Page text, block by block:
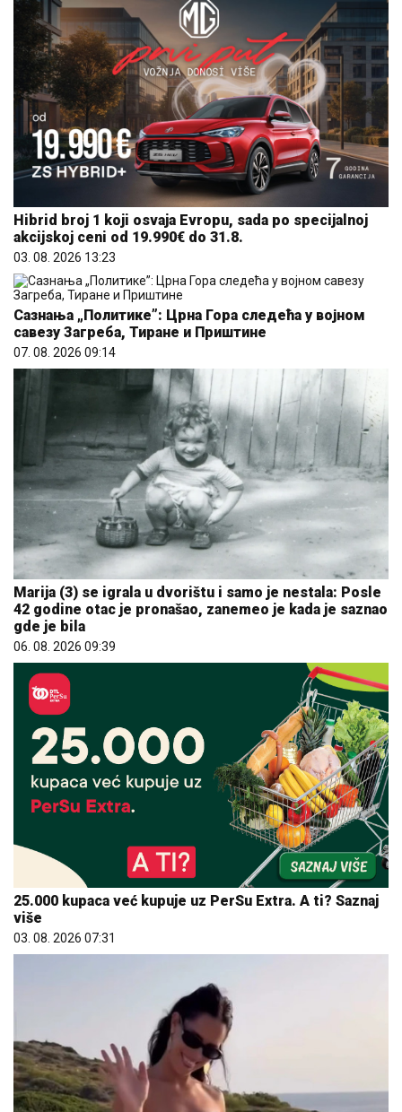
Hibrid broj 1 koji osvaja Evropu, sada po specijalnoj
akcijskoj ceni od 19.990€ do 31.8.
03. 08. 2026 13:23
Сазнања „Политике”: Црна Гора следећа у војном
савезу Загреба, Тиране и Приштине
07. 08. 2026 09:14
Marija (3) se igrala u dvorištu i samo je nestala: Posle
42 godine otac je pronašao, zanemeo je kada je saznao
gde je bila
06. 08. 2026 09:39
25.000 kupaca već kupuje uz PerSu Extra. A ti? Saznaj
više
03. 08. 2026 07:31